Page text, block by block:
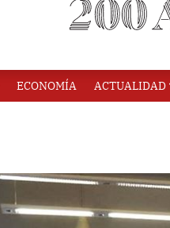
ECONOMÍA ACTUALIDAD